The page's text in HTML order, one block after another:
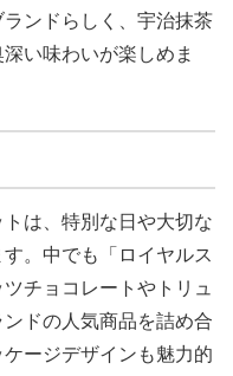
ンドらしく、宇治抹茶
い味わいが楽しめま
は、特別な日や大切な
。中でも「ロイヤルス
チョコレートやトリュ
ドの人気商品を詰め合
ージデザインも魅力的